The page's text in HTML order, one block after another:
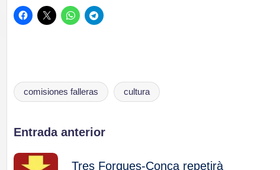
Etiquetas:
comisiones falleras cultura
Navegación
Entrada anterior
Tres Forques-Conca repetirà